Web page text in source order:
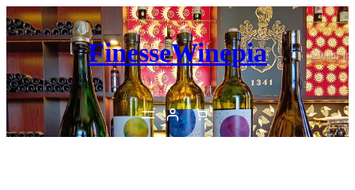
内
容
を
ス
キ
ッ
プ
FinesseWinepia